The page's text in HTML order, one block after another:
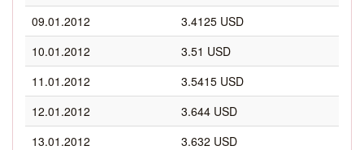
09.01.2012
3.4125 USD
10.01.2012
3.51 USD
11.01.2012
3.5415 USD
12.01.2012
3.644 USD
13.01.2012
3.632 USD